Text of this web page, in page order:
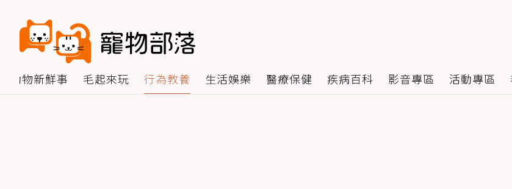
動物新鮮事 毛起來玩 行為教養 生活娛樂 醫療保健 疾病百科 影音專區 活動專區